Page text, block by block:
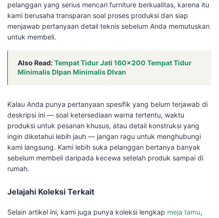
pelanggan yang serius mencari furniture berkualitas, karena itu
kami berusaha transparan soal proses produksi dan siap
menjawab pertanyaan detail teknis sebelum Anda memutuskan
untuk membeli.
Also Read:Tempat Tidur Jati 160×200 Tempat Tidur
Minimalis DIpan Minimalis DIvan
Kalau Anda punya pertanyaan spesifik yang belum terjawab di
deskripsi ini — soal ketersediaan warna tertentu, waktu
produksi untuk pesanan khusus, atau detail konstruksi yang
ingin diketahui lebih jauh — jangan ragu untuk menghubungi
kami langsung. Kami lebih suka pelanggan bertanya banyak
sebelum membeli daripada kecewa setelah produk sampai di
rumah.
Jelajahi Koleksi Terkait
Selain artikel ini, kami juga punya koleksi lengkap meja tamu,